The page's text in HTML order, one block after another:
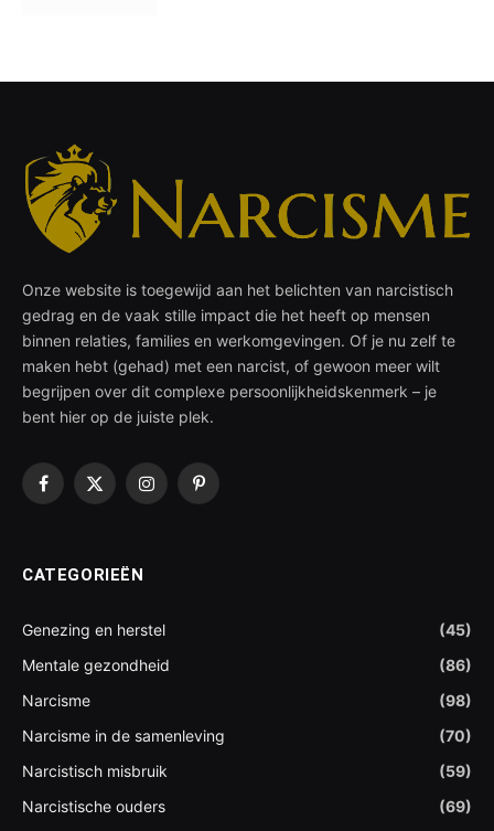
Onze website is toegewijd aan het belichten van narcistisch
gedrag en de vaak stille impact die het heeft op mensen
binnen relaties, families en werkomgevingen. Of je nu zelf te
maken hebt (gehad) met een narcist, of gewoon meer wilt
begrijpen over dit complexe persoonlijkheidskenmerk – je
bent hier op de juiste plek.
Facebook
X
InstagramPinterest
CATEGORIEËN
Genezing en herstel
(45)
Mentale gezondheid
(86)
Narcisme
(98)
Narcisme in de samenleving
(70)
Narcistisch misbruik
(59)
Narcistische ouders
(69)